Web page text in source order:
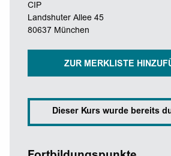
CIP
Landshuter Allee 45
80637 München
ZUR MERKLISTE
Dieser Kurs wurde bereits